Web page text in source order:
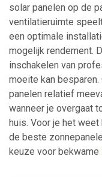
solar panelen op de
ventilatieruimte
een optimale
mogelijk rendement.
inschakelen van
moeite kan
panelen relatief
wanneer je overgaat
huis. Voor je het
de beste
keuze voor bekwame